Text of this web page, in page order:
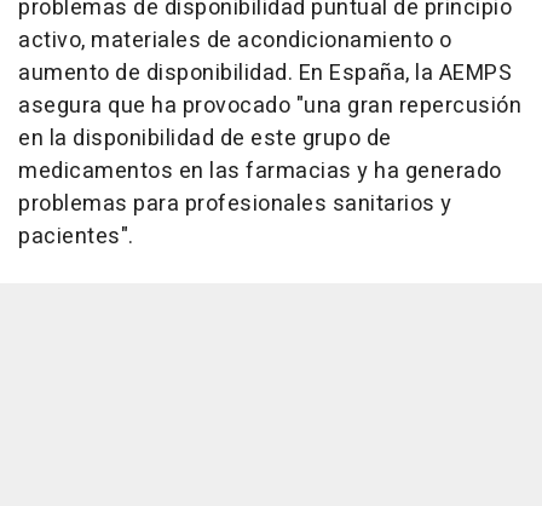
problemas de disponibilidad puntual de principio
activo, materiales de acondicionamiento o
aumento de disponibilidad. En España, la AEMPS
asegura que ha provocado "una gran repercusión
en la disponibilidad de este grupo de
medicamentos en las farmacias y ha generado
problemas para profesionales sanitarios y
pacientes".